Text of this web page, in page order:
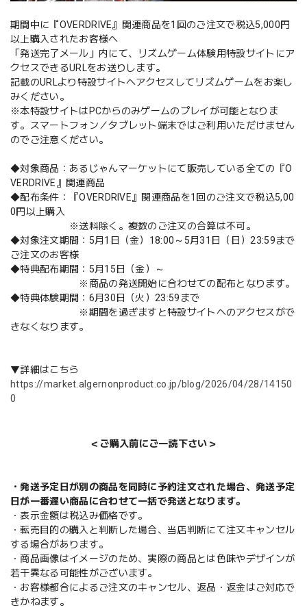
期間中に『OVERDRIVE』関連商品を1回のご注文で税込5,000円
以上購入されたお客様へ
「発送完了メール」内にて、リズムゲーム体験用特設サイトにア
クセスできるURLをお送りします。
記載のURLより特設サイトへアクセスしてリズムゲームをお楽し
みください。
※本特設サイトはPCからのみゲームのプレイが可能となりま
す。スマートフォン／タブレット端末ではご利用いただけません
のでご注意ください。
◆対象商品：あるじゃんマーケットにて販売している全ての『O
VERDRIVE』関連商品
◆配布条件：『OVERDRIVE』関連商品を1回のご注文で税込5,00
0円以上購入
※送料除く。複数のご注文の合算は不可。
◆対象注文期間：5月1日（金）18:00～5月31日（日）23:59まで
ご注文のお客様
◆特典配布期間：5月15日（金）～
※商品の発送開始に合わせての配布となります。
◆特典体験期間：6月30日（火）23:59まで
※期間を過ぎますと特設サイトへのアクセスがで
きなくなります。
▼詳細はこちら
https://market.algernonproduct.co.jp/blog/2026/04/28/14150
0
＜ご購入前にご一読下さい＞
・発送予定日が別の商品を同時に予約注文された場合、発送予定
日が一番遅い商品に合わせて一括で発送となります。
・表示金額は税込み価格です。
・転売目的の購入と判断した場合、当店判断にて注文キャンセル
する場合があります。
・商品画像はイメージのため、実際の商品とは色味やデザインが
若干異なる可能性がございます。
・お客様都合によるご注文のキャンセル、返品・返金はご対応で
きかねます。